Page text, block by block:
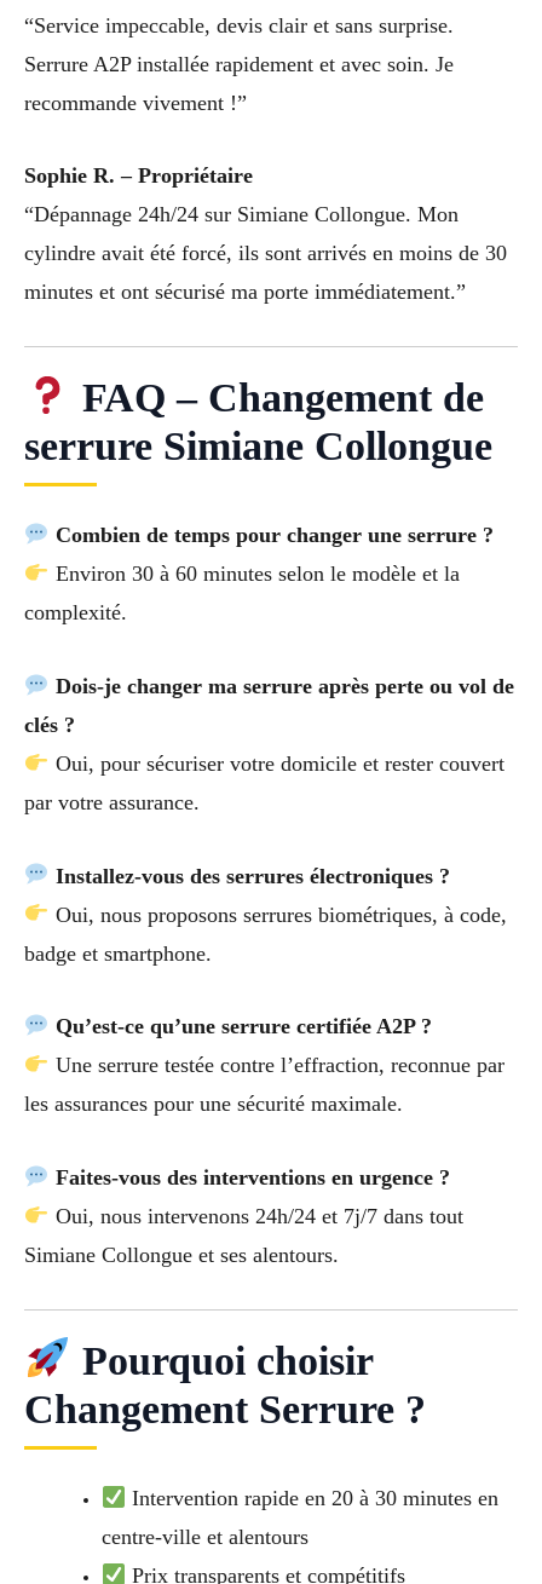
“Service impeccable, devis clair et sans surprise.
Serrure A2P installée rapidement et avec soin. Je
recommande vivement !”
Sophie R. – Propriétaire
“Dépannage 24h/24 sur Simiane Collongue. Mon
cylindre avait été forcé, ils sont arrivés en moins de 30
minutes et ont sécurisé ma porte immédiatement.”
FAQ – Changement de
serrure Simiane Collongue
Combien de temps pour changer une serrure ?
Environ 30 à 60 minutes selon le modèle et la
complexité.
Dois-je changer ma serrure après perte ou vol de
clés ?
Oui, pour sécuriser votre domicile et rester couvert
par votre assurance.
Installez-vous des serrures électroniques ?
Oui, nous proposons serrures biométriques, à code,
badge et smartphone.
Qu’est-ce qu’une serrure certifiée A2P ?
Une serrure testée contre l’effraction, reconnue par
les assurances pour une sécurité maximale.
Faites-vous des interventions en urgence ?
Oui, nous intervenons 24h/24 et 7j/7 dans tout
Simiane Collongue et ses alentours.
Pourquoi choisir
Changement Serrure ?
Intervention rapide en 20 à 30 minutes en
centre-ville et alentours
Prix transparents et compétitifs